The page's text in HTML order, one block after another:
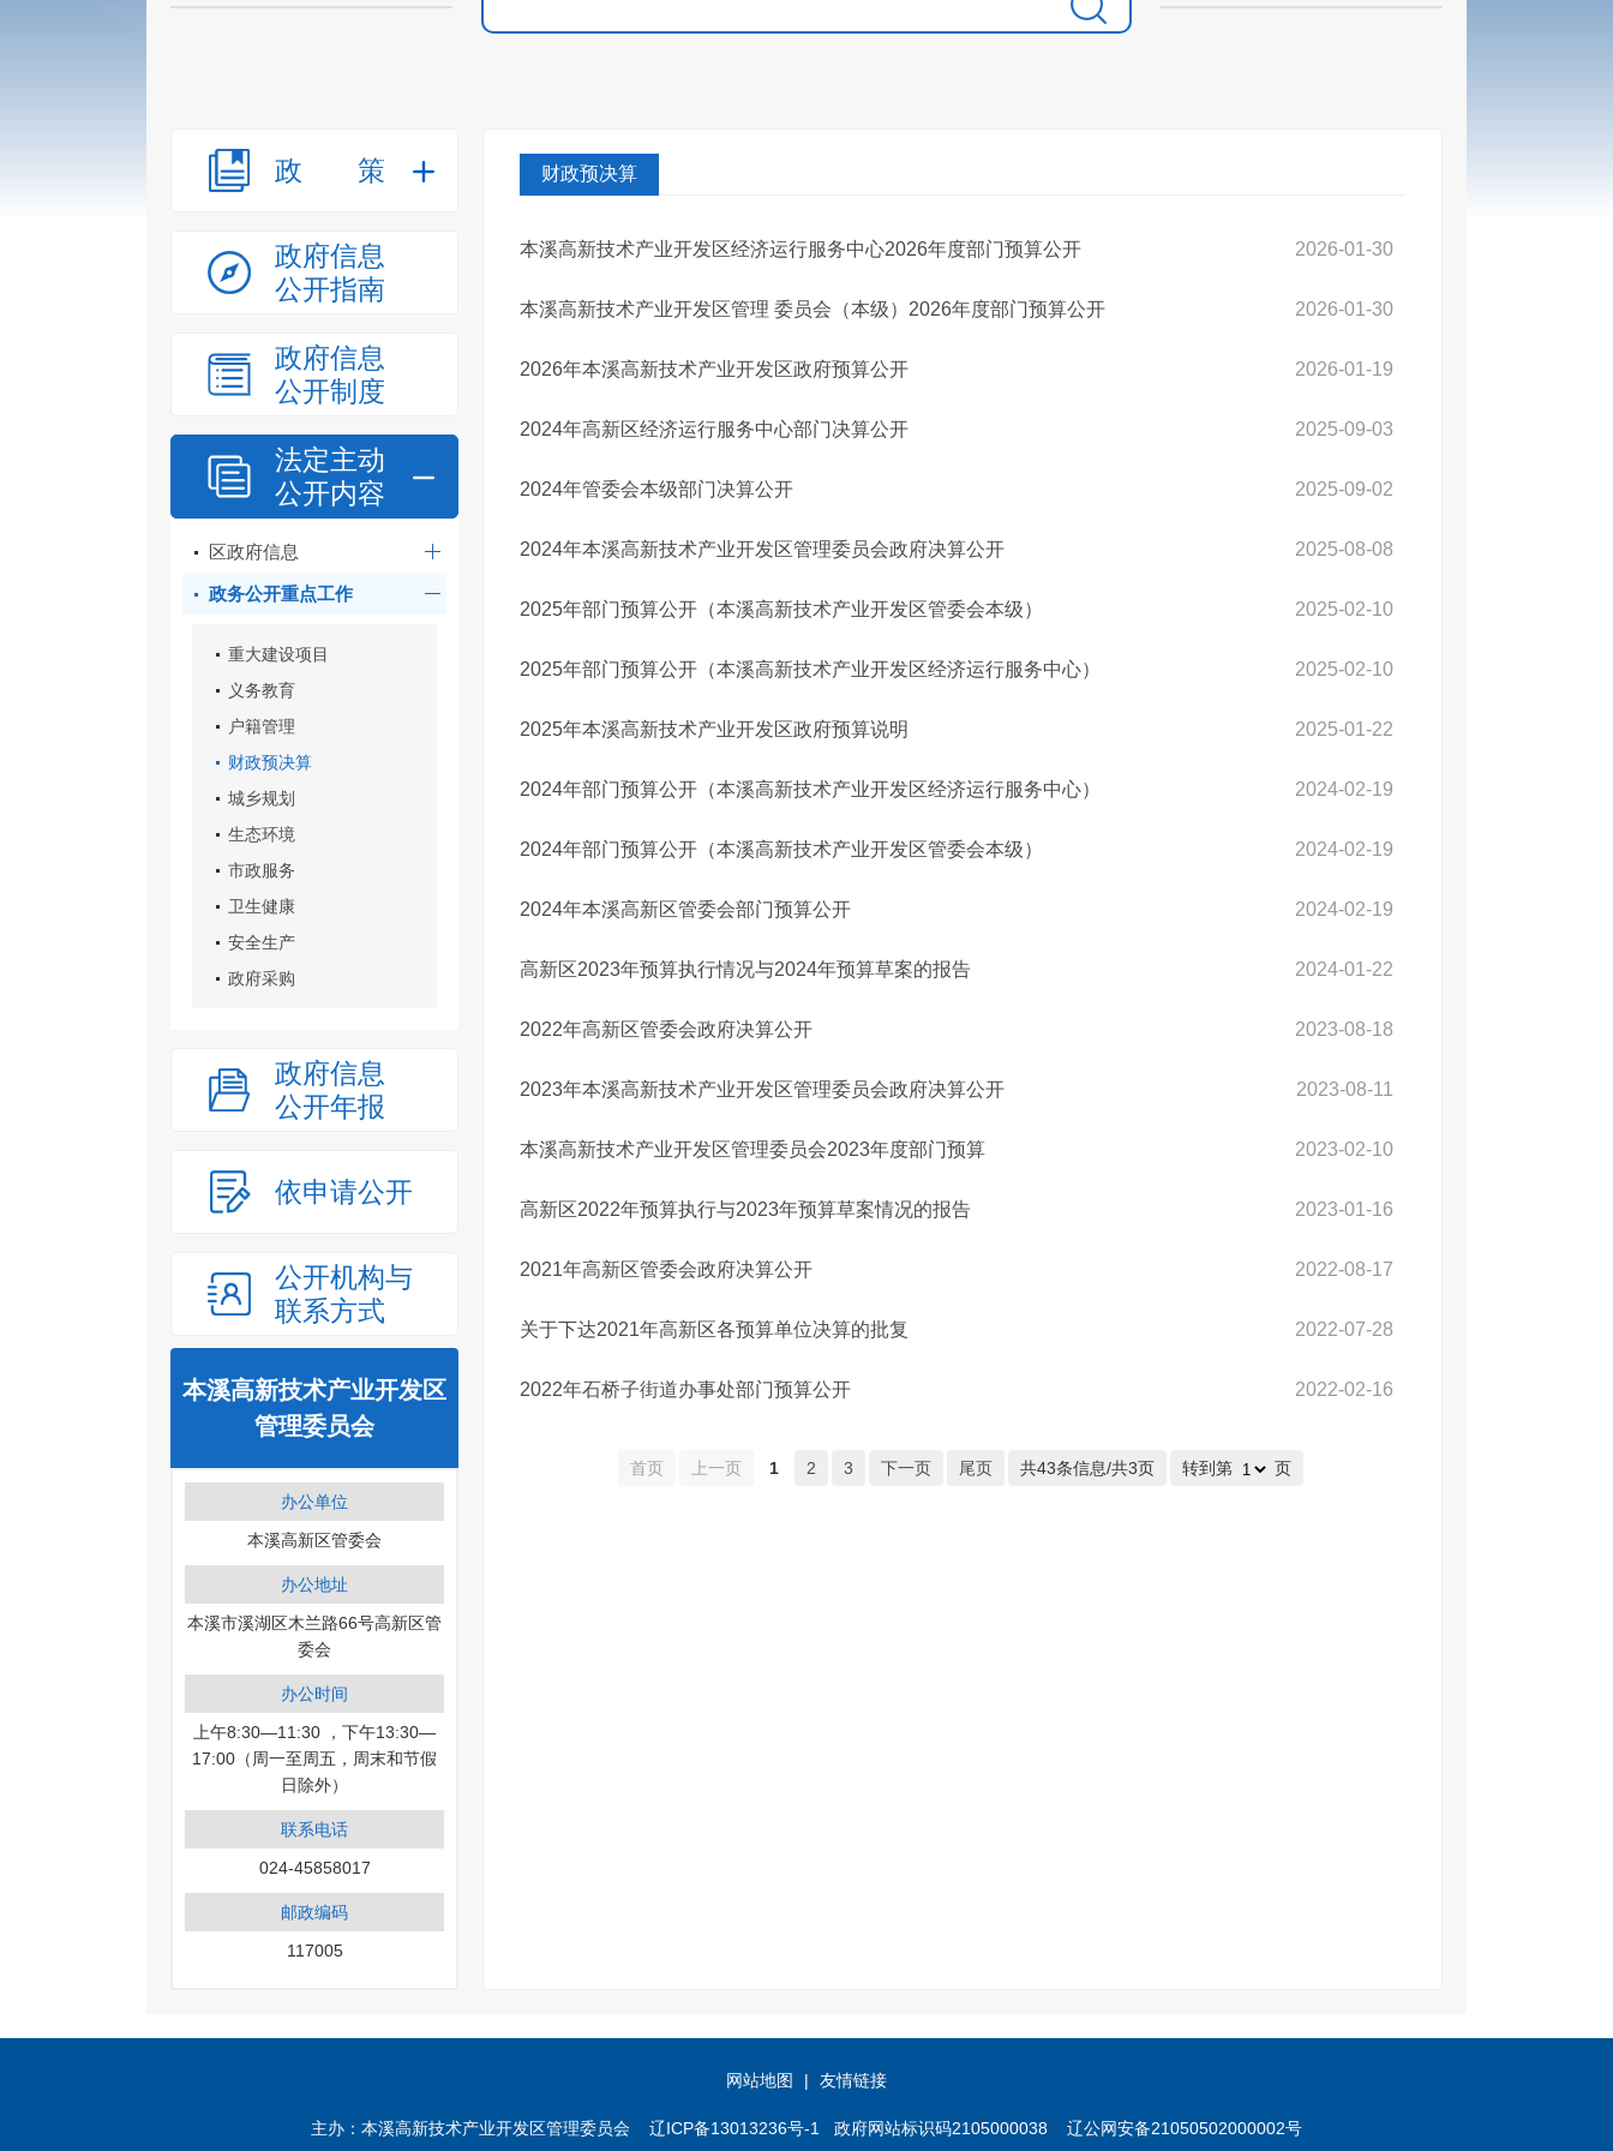
政策
政府信息
公开指南
政府信息
公开制度
法定主动
公开内容
区政府信息
政务公开重点工作
重大建设项目
义务教育
户籍管理
财政预决算
城乡规划
生态环境
市政服务
卫生健康
安全生产
政府采购
政府信息
公开年报
依申请公开
公开机构与
联系方式
本溪高新技术产业开发区
管理委员会
办公单位
本溪高新区管委会
办公地址
本溪市溪湖区木兰路66号高新区管
委会
办公时间
上午8:30—11:30 ，下午13:30—
17:00（周一至周五，周末和节假
日除外）
联系电话
024-45858017
邮政编码
117005
财政预决算
2026-01-30
本溪高新技术产业开发区经济运行服务中心2026年度部门预算公开
2026-01-30
本溪高新技术产业开发区管理 委员会（本级）2026年度部门预算公开
2026-01-19
2026年本溪高新技术产业开发区政府预算公开
2025-09-03
2024年高新区经济运行服务中心部门决算公开
2025-09-02
2024年管委会本级部门决算公开
2025-08-08
2024年本溪高新技术产业开发区管理委员会政府决算公开
2025-02-10
2025年部门预算公开（本溪高新技术产业开发区管委会本级）
2025-02-10
2025年部门预算公开（本溪高新技术产业开发区经济运行服务中心）
2025-01-22
2025年本溪高新技术产业开发区政府预算说明
2024-02-19
2024年部门预算公开（本溪高新技术产业开发区经济运行服务中心）
2024-02-19
2024年部门预算公开（本溪高新技术产业开发区管委会本级）
2024-02-19
2024年本溪高新区管委会部门预算公开
2024-01-22
高新区2023年预算执行情况与2024年预算草案的报告
2023-08-18
2022年高新区管委会政府决算公开
2023-08-11
2023年本溪高新技术产业开发区管理委员会政府决算公开
2023-02-10
本溪高新技术产业开发区管理委员会2023年度部门预算
2023-01-16
高新区2022年预算执行与2023年预算草案情况的报告
2022-08-17
2021年高新区管委会政府决算公开
2022-07-28
关于下达2021年高新区各预算单位决算的批复
2022-02-16
2022年石桥子街道办事处部门预算公开
首页 上一页 1 2 3 下一页 尾页 共43条信息/共3页 转到第 页
网站地图 | 友情链接
主办：本溪高新技术产业开发区管理委员会 辽ICP备13013236号-1 政府网站标识码2105000038 辽公网安备21050502000002号